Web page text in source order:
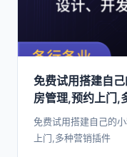
免费试用搭建自
房管理,预约上门,
免费试用搭建自己的
上门,多种营销插件